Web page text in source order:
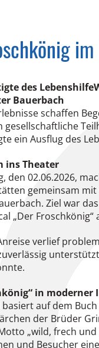
des
Bauerbach
schaffen
gesellschaftliche
ein Ausflug des
ins Theater
den 02.06.2026,
gemeinsam
Ziel war
„Der Froschkönig“
verlief
in moderner
basiert auf dem
der Brüder
„wild, frech
und Besucher